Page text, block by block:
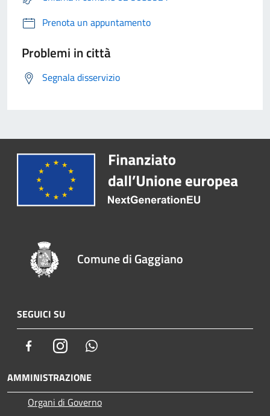
Prenota un appuntamento
Problemi in città
Segnala disservizio
Comune di Gaggiano
SEGUICI SU
FacebookInstagram
AMMINISTRAZIONE
Organi di Governo